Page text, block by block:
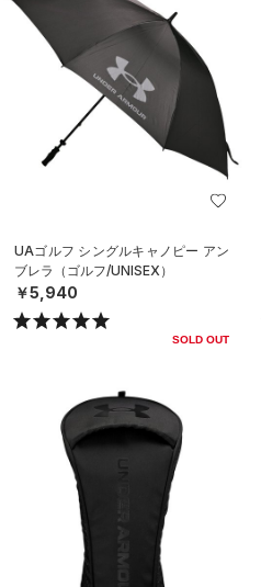
UAゴルフ シングルキャノピー アン
ブレラ（ゴルフ/UNISEX）
￥5,940
SOLD OUT